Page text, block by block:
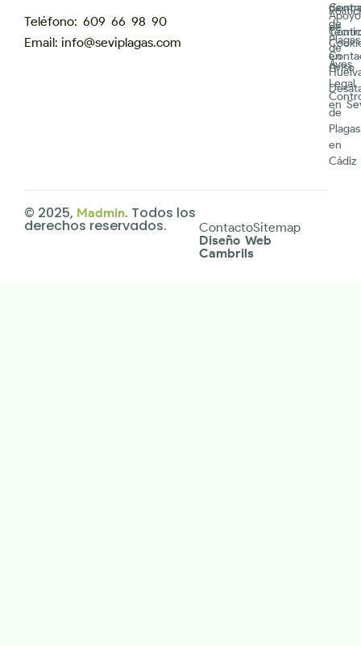
Teléfono: 609 66 98 90
Email: info@seviplagas.com
de
de
Aves
en
Apoyo
de
Plagas
en
de
Plagas
en
Cádiz
de
Aviso
Legal
© 2025, Madmin. Todos los
derechos reservados. ContactoSitemap
Diseño Web
Cambrils